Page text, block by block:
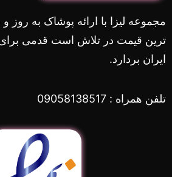
مجموعه لیزا با ارائه پوشاک به روز
ترین قیمت در تلاش است قدمی
ایران بردارد.
تلفن همراه : 09058138517